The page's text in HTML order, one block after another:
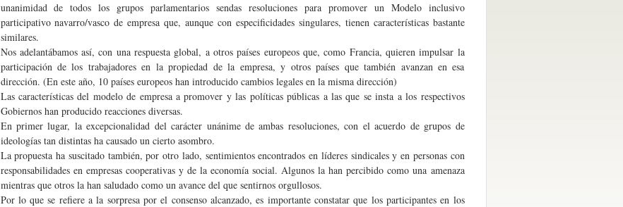
unanimidad de todos los grupos parlamentarios sendas resoluciones para promover un Modelo inclusivo
participativo navarro/vasco de empresa que, aunque con especificidades singulares, tienen características bastante
similares.
Nos adelantábamos así, con una respuesta global, a otros países europeos que, como Francia, quieren impulsar la
participación de los trabajadores en la propiedad de la empresa, y otros países que también avanzan en esa
dirección. (En este año, 10 países europeos han introducido cambios legales en la misma dirección)
Las características del modelo de empresa a promover y las políticas públicas a las que se insta a los respectivos
Gobiernos han producido reacciones diversas.
En primer lugar, la excepcionalidad del carácter unánime de ambas resoluciones, con el acuerdo de grupos de
ideologías tan distintas ha causado un cierto asombro.
La propuesta ha suscitado también, por otro lado, sentimientos encontrados en líderes sindicales y en personas con
responsabilidades en empresas cooperativas y de la economía social. Algunos la han percibido como una amenaza
mientras que otros la han saludado como un avance del que sentirnos orgullosos.
Por lo que se refiere a la sorpresa por el consenso alcanzado, es importante constatar que los participantes en los